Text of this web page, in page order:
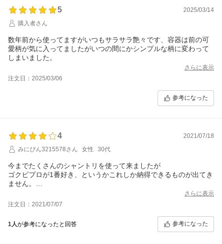
5
2025/03/14
購入者さん
数年前から使ってますがいつもサラサラ艶々です、容器は前の可
愛柄が気に入ってましたがいつの間にかシンプルな柄に変わって
しまいました。
さらに表示
注文日：2025/03/06
参考になった
4
2021/07/18
みにぴん3215578さん
女性 30代
今までたくさんのシャントリを使って来ましたが
ゴクビプロが1番好き、というかこれしか納得できるものが出てき
ません。
唯一の不満点はやはり価格の高さなので、もっと価格を下げて頂
くか容量を増やして頂けると使い続けやすいです。マジで高い。
結果的に最高のシャントリってことなんですが。
さらに表示
注文日：2021/07/07
1人が参考になったと回答 参考になった